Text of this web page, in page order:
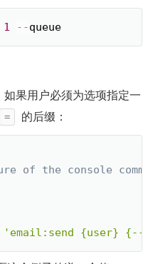
1 --queue
果用户必须为选项指定一
= 的后缀：
of the console
'email:send {user} {--